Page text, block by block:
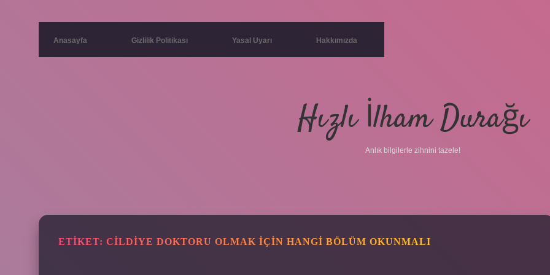
Anasayfa Gizlilik Politikası Yasal Uyarı Hakkımızda
Hızlı İlham Durağı
Anlık bilgilerle zihnini tazele!
ETIKET: CILDIYE DOKTORU OLMAK IÇIN HANGI BÖLÜM OKUNMALI